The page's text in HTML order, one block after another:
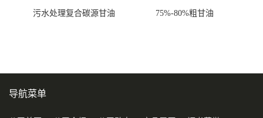
污水处理复合碳源甘油
75%-80%粗甘油
导航菜单